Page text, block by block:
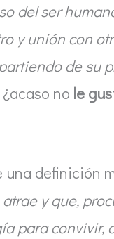
del ser
y unión con
de su
no le
definición
y que,
para convivir,